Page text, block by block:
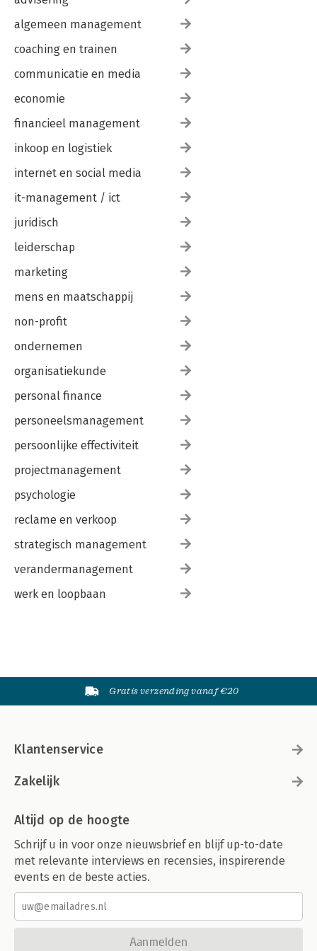
4.6 Vruchtgebruik en pandrecht op aandelen 548
4.6.II Vruchtgebruik op aandelen 552
4.6.III Pandrecht op aandelen 561
4.7 Certifi cering van aandelen 575
Wetsartikelenregister 595
algemeen management
coaching en trainen
communicatie en media
economie
financieel management
inkoop en logistiek
internet en social media
it-management / ict
juridisch
leiderschap
marketing
mens en maatschappij
non-profit
ondernemen
organisatiekunde
personal finance
personeelsmanagement
persoonlijke effectiviteit
projectmanagement
psychologie
reclame en verkoop
strategisch management
verandermanagement
werk en loopbaan
Gratis verzending vanaf €20
Klantenservice
Zakelijk
Altijd op de hoogte
Schrijf u in voor onze nieuwsbrief en blijf up-to-date
met relevante interviews en recensies, inspirerende
events en de beste acties.
Aanmelden